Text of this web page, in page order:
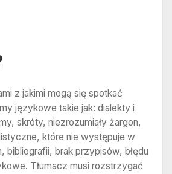
z jakimi mogą się spotkać
językowe takie jak: dialekty i
skróty, niezrozumiały żargon,
które nie występuje w
bibliografii, brak przypisów, błędu
Tłumacz musi rozstrzygać